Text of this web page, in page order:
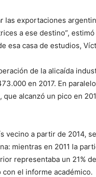
las exportaciones
a ese destino”,
esa casa de estudios,
de la alicaída
en 2017. En
alcanzó un pico en
vecino a partir de 2014,
mientras en 2011 la
representaba un 21%
con el informe académico.